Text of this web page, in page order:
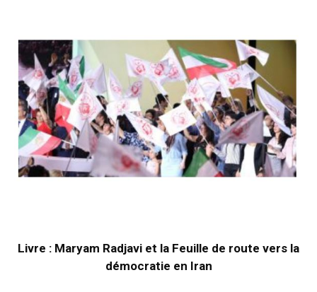
Livre : Maryam Radjavi et la Feuille de route vers la
démocratie en Iran